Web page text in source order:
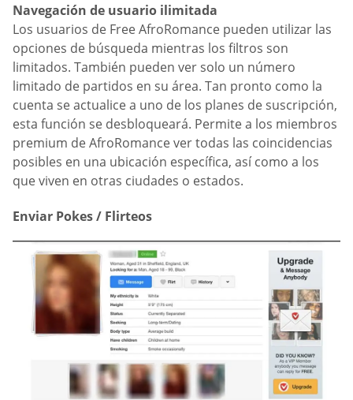
Navegación de usuario ilimitada
Los usuarios de Free AfroRomance pueden utilizar las
opciones de búsqueda mientras los filtros son
limitados. También pueden ver solo un número
limitado de partidos en su área. Tan pronto como la
cuenta se actualice a uno de los planes de suscripción,
esta función se desbloqueará. Permite a los miembros
premium de AfroRomance ver todas las coincidencias
posibles en una ubicación específica, así como a los
que viven en otras ciudades o estados.
Enviar Pokes / Flirteos